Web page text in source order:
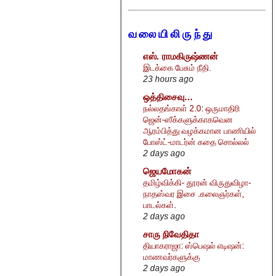
வலையிலிருந்து
எஸ். ராமகிருஷ்ணன்
இடக்கை பேசும் நீதி.
23 hours ago
ஒத்திசைவு...
நல்லதங்காள் 2.0: ஒருமாதிரி
ஜென்-ஸீக்களுக்காகவென
ஆரம்பித்து வழக்கமான பாணியில்
போஸ்ட்-மாடர்ன் கதை சொல்லல்
2 days ago
ஜெயமோகன்
தமிழ்விக்கி- தூரன் விருதுவிழா-
நாதஸ்வர இசை .கலைஞர்கள்,
பாடல்கள்.
2 days ago
சாரு நிவேதிதா
தியாகராஜா: ஸ்பெஷல் எடிஷன்:
மாணவர்களுக்கு
2 days ago